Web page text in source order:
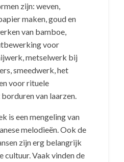
zijn: weven,
maken, goud en
van bamboe,
voor
metselwerk bij
smeedwerk, het
voor rituele
van laarzen.
is een mengeling van
melodieën. Ook de
zijn erg belangrijk
cultuur. Vaak vinden de